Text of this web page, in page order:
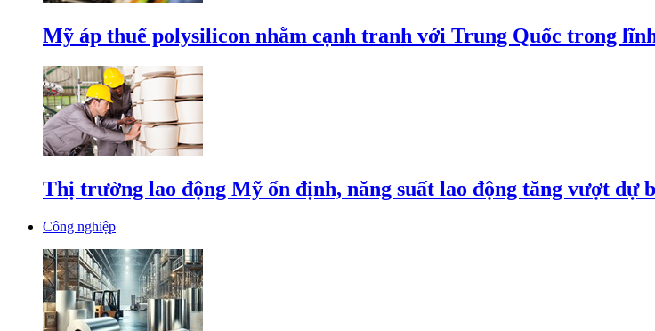
Mỹ áp thuế polysilicon nhằm cạnh tranh với Trung Quốc trong
Thị trường lao động Mỹ ổn định, năng suất lao động tăng vượt dự
Công nghiệp